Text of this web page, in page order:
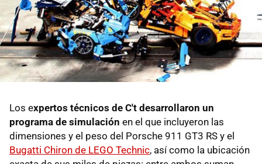
Los expertos técnicos de C't desarrollaron un
programa de simulación en el que incluyeron las
dimensiones y el peso del Porsche 911 GT3 RS y el
Bugatti Chiron de LEGO Technic, así como la ubicación